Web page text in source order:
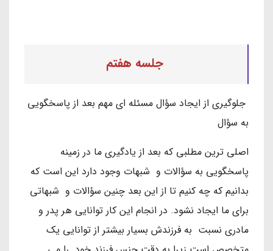
جلسه هفتم
جلوگیری از ایجاد سؤال مسئله ای مهم بعد از پاسخگویی
به سؤال
اصلی ترین مطلبی که بعد از یادگیری ما در زمینه
پاسخگویی به سؤالات و شبهات وجود دارد این است که
بدانیم که چه کنیم تا از این بعد چنین سؤالات و شبهاتی
برای ما ایجاد نشود. در انجام این کار توانایی هر پدر و
مادری نسبت به فرزندش بسیار بیشتر از توانایی یک